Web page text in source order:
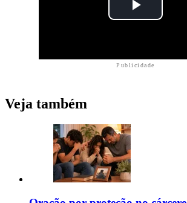
Publicidade
Veja também